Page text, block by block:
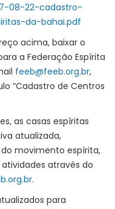
08-22-cadastro-
da-bahai.pdf
acima, baixar o
a Federação Espírita
feeb@feeb.org.br,
“Cadastro de Centros
as casas espíritas
atualizada,
movimento espírita,
através do
.
para